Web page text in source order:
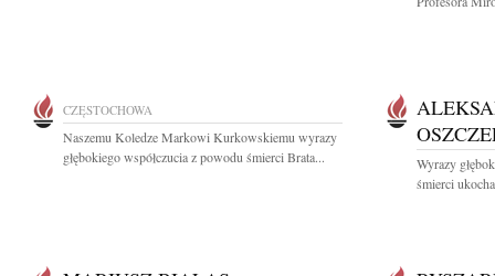
CZĘSTOCHOWA
Naszemu Koledze Markowi Kurkowskiemu wyrazy
głębokiego współczucia z powodu śmierci Brata...
Wyrazy
śmierci